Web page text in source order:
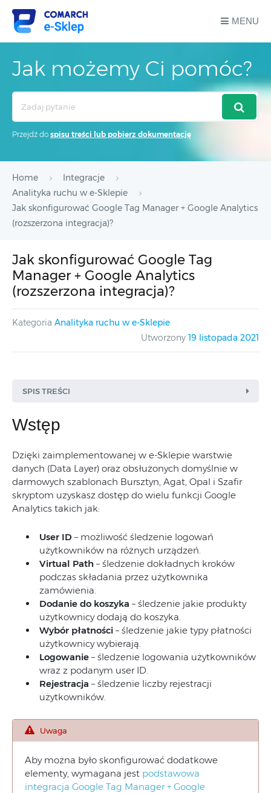
MENU
Jak możemy Ci pomóc?
Przejdź do spisu treści lub pobierz dokumentację
Home
Integracje
Analityka ruchu w e-Sklepie
Jak skonfigurować Google Tag Manager + Google Analytics
(rozszerzona integracja)?
Jak skonfigurować Google Tag
Manager + Google Analytics
(rozszerzona integracja)?
Kategoria Analityka ruchu w e-Sklepie
Utworzony 19 listopada 2021
SPIS TREŚCI
User ID
Virtual Path
Dodanie do koszyka
Wybór płatności
Logowanie
Rejestracja
Wstęp
Dzięki zaimplementowanej w e-Sklepie warstwie
danych (Data Layer) oraz obsłużonych domyślnie w
darmowych szablonach Bursztyn, Agat, Opal i Szafir
skryptom uzyskasz dostęp do wielu funkcji Google
Analytics takich jak:
User ID – możliwość śledzenie logowań
użytkowników na różnych urządzeń.
Virtual Path – śledzenie dokładnych kroków
podczas składania przez użytkownika
zamówienia.
Dodanie do koszyka – śledzenie jakie produkty
użytkownicy dodają do koszyka.
Wybór płatności – śledzenie jakie typy płatności
użytkownicy wybierają.
Logowanie – śledzenie logowania użytkowników
wraz z podanym user ID.
Rejestracja – śledzenie liczby rejestracji
użytkowników.
Uwaga
Aby można było skonfigurować dodatkowe
elementy, wymagana jest podstawowa
integracja Google Tag Manager + Google